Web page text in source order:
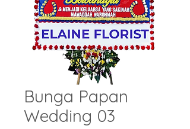
Bunga Papan
Wedding 03